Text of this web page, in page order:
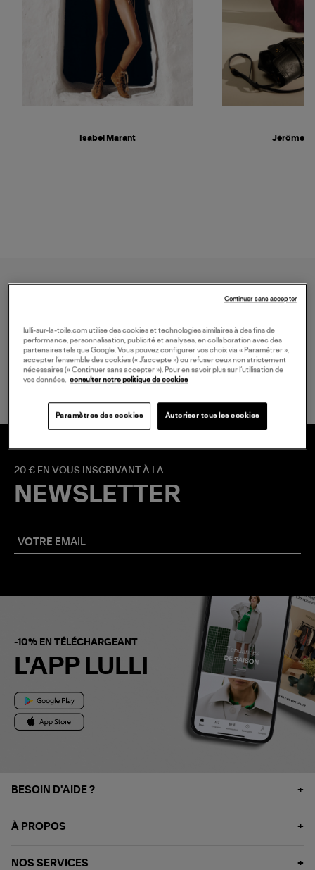
Isabel Marant Jérôme
LIVRAISON GRATUITE
à partir de 150 € d'achat*
20 € EN VOUS INSCRIVANT À LA
NEWSLETTER
-10% EN TÉLÉCHARGEANT
L'APP LULLI
BESOIN D'AIDE ?
À PROPOS
NOS SERVICES
lulli-sur-la-toile.com utilise des cookies et technologies similaires à des fins de
performance, personnalisation, publicité et analyses, en collaboration avec des
partenaires tels que Google. Vous pouvez configurer vos choix via « Paramétrer »,
accepter l’ensemble des cookies (« J’accepte ») ou refuser ceux non strictement
nécessaires (« Continuer sans accepter »). Pour en savoir plus sur l’utilisation de
vos données,
consulter notre politique de cookies
Paramètres des cookies Autoriser tous les cookies
Continuer sans accepter